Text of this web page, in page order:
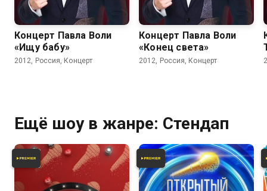
Концерт Павла Воли
«Ищу бабу»
2012, Россия, Концерт
Концерт Павла Воли
«Конец света»
2012, Россия, Концерт
Ещё шоу в жанре: Стендап